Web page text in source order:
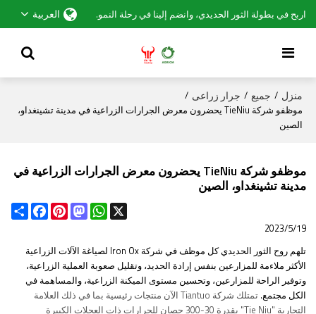
اربح في بطولة الثور الحديدي، وانضم إلينا في رحلة النمو. العربية
منزل / جميع / جرار زراعى /
موظفو شركة TieNiu يحضرون معرض الجرارات الزراعية في مدينة تشينغداو،
الصين
موظفو شركة TieNiu يحضرون معرض الجرارات الزراعية في
مدينة تشينغداو، الصين
Share
FacebookPinterest
MastodonWhatsApp
X
2023/5/19
تلهم روح الثور الحديدي كل موظف في شركة Iron Ox لصياغة الآلات الزراعية
الأكثر ملاءمة للمزارعين بنفس إرادة الحديد، وتقليل صعوبة العملية الزراعية،
وتوفير الراحة للمزارعين، وتحسين مستوى الميكنة الزراعية، والمساهمة في
الكل مجتمع.
تمتلك شركة Tiantuo الآن منتجات رئيسية بما في ذلك العلامة
التجارية "Tie Niu" بقدرة 30-300 حصان للجرارات ذات العجلات الكبيرة